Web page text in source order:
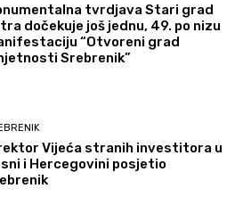
tvrdjava Stari grad
dočekuje još jednu, 49. po nizu
“Otvoreni grad
Srebrenik”
Vijeća stranih investitora u
i Hercegovini posjetio